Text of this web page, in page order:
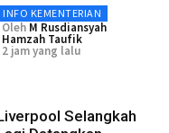
INFO KEMENTERIAN
Oleh M Rusdiansyah
Hamzah Taufik
2 jam yang lalu
Selangkah